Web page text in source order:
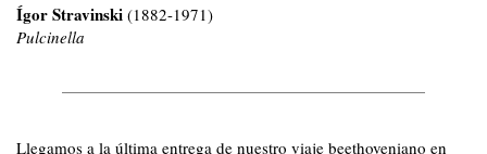
Ígor Stravinski (1882-1971)
Pulcinella
Llegamos a la última entrega de nuestro viaje beethoveniano en